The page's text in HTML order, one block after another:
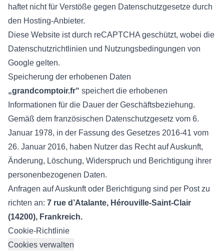
haftet nicht für Verstöße gegen Datenschutzgesetze durch
den Hosting-Anbieter.
Diese Website ist durch reCAPTCHA geschützt, wobei die
Datenschutzrichtlinien und Nutzungsbedingungen von
Google gelten.
Speicherung der erhobenen Daten
„grandcomptoir.fr“ speichert die erhobenen
Informationen für die Dauer der Geschäftsbeziehung.
Gemäß dem französischen Datenschutzgesetz vom 6.
Januar 1978, in der Fassung des Gesetzes 2016-41 vom
26. Januar 2016, haben Nutzer das Recht auf Auskunft,
Änderung, Löschung, Widerspruch und Berichtigung ihrer
personenbezogenen Daten.
Anfragen auf Auskunft oder Berichtigung sind per Post zu
richten an: 7 rue d’Atalante, Hérouville-Saint-Clair
(14200), Frankreich.
Cookie-Richtlinie
Cookies verwalten